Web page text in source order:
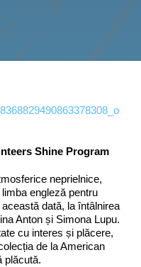
Shine Program
neprielnice,
engleză pentru
dată, la întâlnirea
Anton și Simona Lupu.
cu interes și plăcere,
de la American
plăcută.